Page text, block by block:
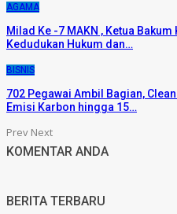
AGAMA
Milad Ke -7 MAKN , Ketua
Kedudukan Hukum dan…
BISNIS
702 Pegawai Ambil Bagian,
Emisi Karbon hingga 15…
Prev Next
KOMENTAR ANDA
BERITA TERBARU